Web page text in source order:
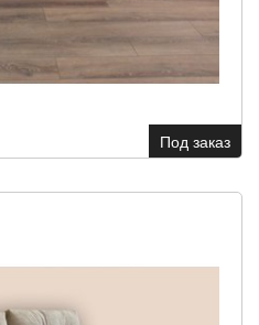
Под заказ